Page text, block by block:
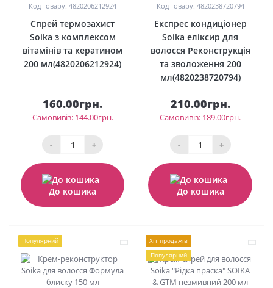
Код товару: 4820206212924
Спрей термозахист
Soika з комплексом
вітамінів та кератином
200 мл(4820206212924)
160.00грн.
Самовивіз: 144.00грн.
- +
До кошика
Код товару: 4820238720794
Експрес кондиціонер
Soika еліксир для
волосся Реконструкція
та зволоження 200
мл(4820238720794)
210.00грн.
Самовивіз: 189.00грн.
- +
До кошика
Популярний
Хіт продажів
Популярний